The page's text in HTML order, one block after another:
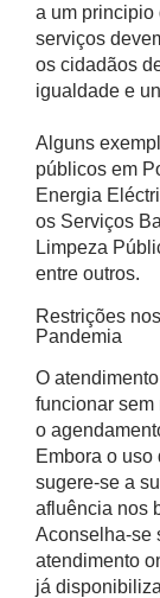
a um principio
serviços
os cidadãos
igualdade e
Alguns
públicos em
Energia
os Serviços
Limpeza
entre outros.
Restrições
Pandemia
O
funcionar sem
o
Embora o
sugere-se a
afluência nos
Aconselha-se
atendimento
já